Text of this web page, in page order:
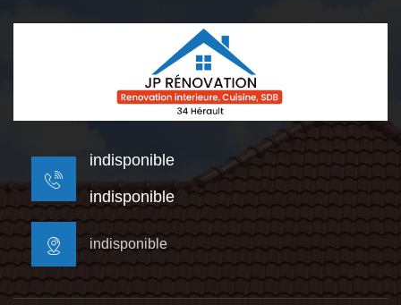
indisponible
indisponible
indisponible